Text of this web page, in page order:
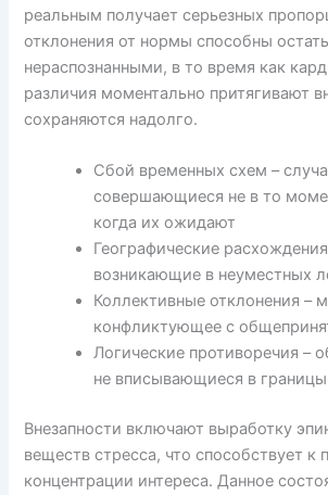
реальным получает серьезных
отклонения от нормы способны
нераспознанными, в то время как
различия моментально притягивают
сохраняются надолго.
Сбой временных схем –
совершающиеся не в то
когда их ожидают
Географические
возникающие в неуместных
Коллективные отклонения –
конфликтующее с
Логические противоречия –
не вписывающиеся в
Внезапности включают выработку
веществ стресса, что способствует к
концентрации интереса. Данное